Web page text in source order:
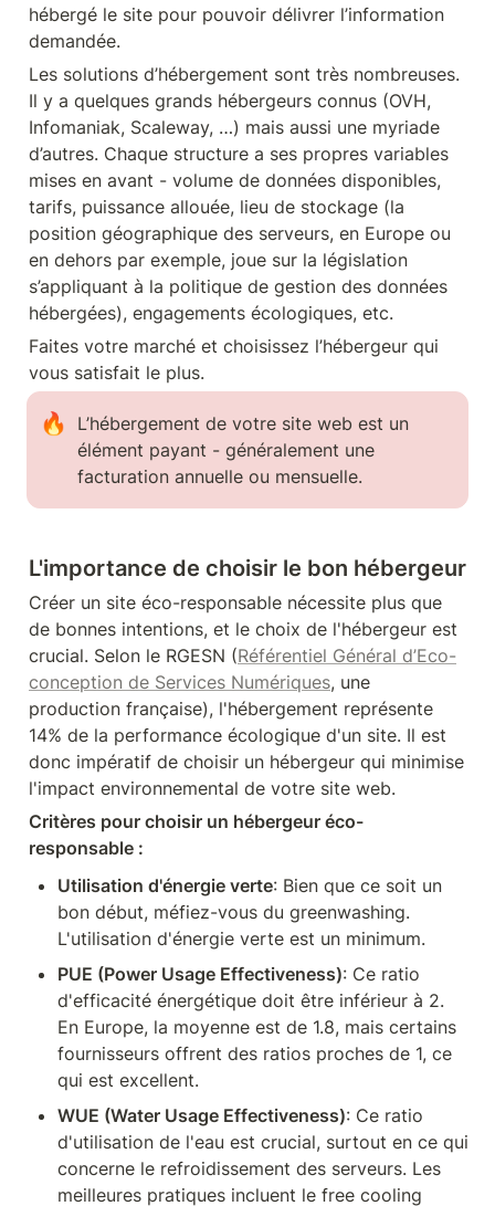
hébergé le site pour pouvoir délivrer l’information
demandée.
Les solutions d’hébergement sont très nombreuses.
Il y a quelques grands hébergeurs connus (OVH,
Infomaniak, Scaleway, …) mais aussi une myriade
d’autres. Chaque structure a ses propres variables
mises en avant - volume de données disponibles,
tarifs, puissance allouée, lieu de stockage (la
position géographique des serveurs, en Europe ou
en dehors par exemple, joue sur la législation
s’appliquant à la politique de gestion des données
hébergées), engagements écologiques, etc.
Faites votre marché et choisissez l’hébergeur qui
vous satisfait le plus.
🔥
L’hébergement de votre site web est un
élément payant - généralement une
facturation annuelle ou mensuelle.
L'importance de choisir le bon hébergeur
Créer un site éco-responsable nécessite plus que
de bonnes intentions, et le choix de l'hébergeur est
crucial. Selon le RGESN (Référentiel Général d’Eco-
conception de Services Numériques, une
production française), l'hébergement représente
14% de la performance écologique d'un site. Il est
donc impératif de choisir un hébergeur qui minimise
l'impact environnemental de votre site web.
Critères pour choisir un hébergeur éco-
responsable :
Utilisation d'énergie verte: Bien que ce soit un
bon début, méfiez-vous du greenwashing.
L'utilisation d'énergie verte est un minimum.
PUE (Power Usage Effectiveness): Ce ratio
d'efficacité énergétique doit être inférieur à 2.
En Europe, la moyenne est de 1.8, mais certains
fournisseurs offrent des ratios proches de 1, ce
qui est excellent.
WUE (Water Usage Effectiveness): Ce ratio
d'utilisation de l'eau est crucial, surtout en ce qui
concerne le refroidissement des serveurs. Les
meilleures pratiques incluent le free cooling